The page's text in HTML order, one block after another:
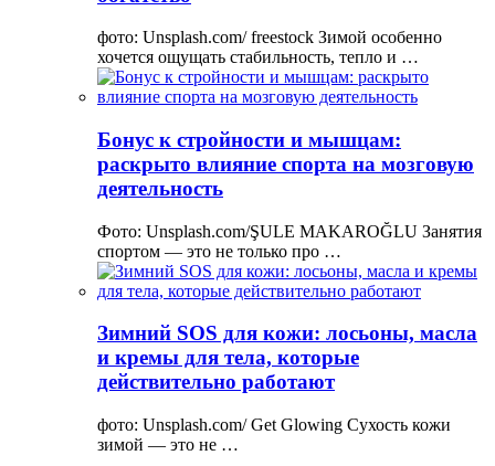
фото: Unsplash.com/ freestock Зимой особенно
хочется ощущать стабильность, тепло и …
Бонус к стройности и мышцам:
раскрыто влияние спорта на мозговую
деятельность
Фото: Unsplash.com/ŞULE MAKAROĞLU Занятия
спортом — это не только про …
Зимний SOS для кожи: лосьоны, масла
и кремы для тела, которые
действительно работают
фото: Unsplash.com/ Get Glowing Сухость кожи
зимой — это не …